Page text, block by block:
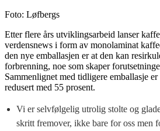
Foto: Løfbergs
Etter flere års utviklingsarbeid lanser
verdensnews i form av monolaminat
den nye emballasjen er at den kan
forbrenning, noe som skaper
Sammenlignet med tidligere emballasje
redusert med 55 prosent.
Vi er selvfølgelig utrolig stolte og
skritt fremover, ikke bare for oss men